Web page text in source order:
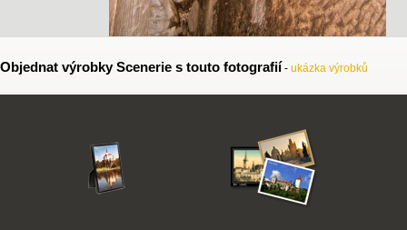
Objednat výrobky Scenerie s touto fotografií - ukázka výrobků